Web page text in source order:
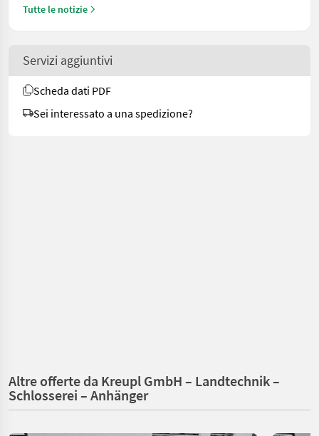
Tutte le notizie
Servizi aggiuntivi
Scheda dati PDF
Sei interessato a una spedizione?
Altre offerte da Kreupl GmbH – Landtechnik –
Schlosserei – Anhänger